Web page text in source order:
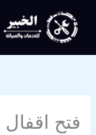
المحتوى
فتح